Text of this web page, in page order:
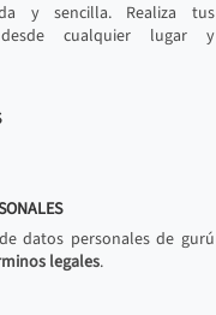
y sencilla. Realiza tus
desde cualquier lugar y
datos personales de gurú
legales.